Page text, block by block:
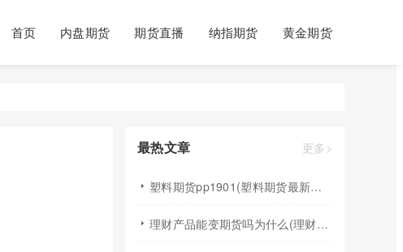
首页 内盘期货 期货直播 纳指期货 黄金期货
最热文章 更多>
塑料期货pp1901(塑料期货最新行情)
理财产品能变期货吗为什么(理财产品能变期货吗为什么不能买)